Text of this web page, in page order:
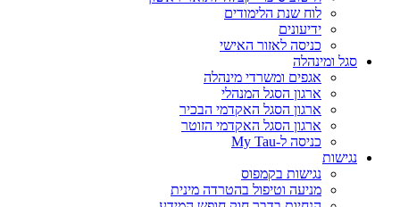
לוח שנת הלימודים
ידיעונים
כניסה לאזור האישי
סגל ומינהלה
אגפים ומשרדי מינהלה
ארגון הסגל המנהלי
ארגון הסגל האקדמי הבכיר
ארגון הסגל האקדמי הזוטר
כניסה ל-My Tau
נגישות
נגישות בקמפוס
מניעה וטיפול בהטרדה מינית